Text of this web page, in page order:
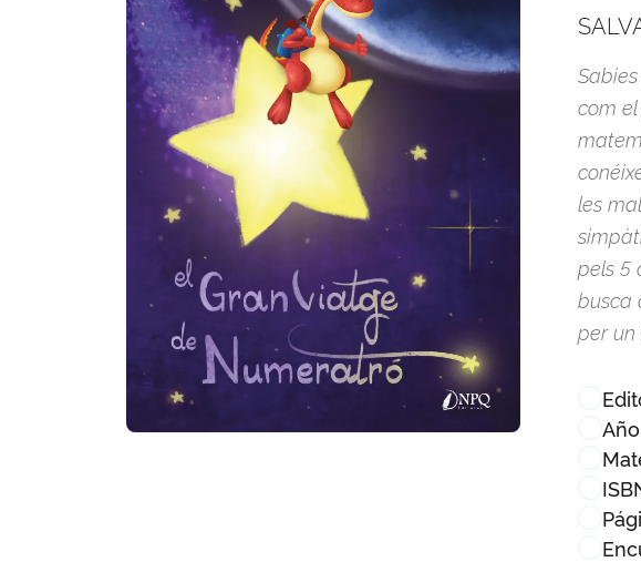
com
les
pels 5
busca
per un